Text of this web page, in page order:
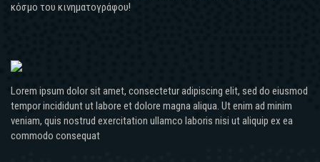
κόσμο του κινηματογράφου!
Lorem ipsum dolor sit amet, consectetur adipiscing elit, sed do eiusmod
tempor incididunt ut labore et dolore magna aliqua. Ut enim ad minim
veniam, quis nostrud exercitation ullamco laboris nisi ut aliquip ex ea
commodo consequat